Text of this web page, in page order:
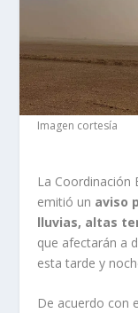
Imagen cortesía
La Coordinación
emitió un aviso
lluvias, altas
que afectarán a
esta tarde y
De acuerdo con